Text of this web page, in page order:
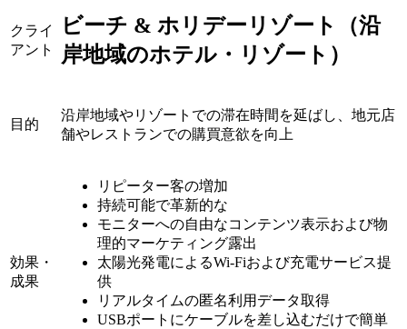
クライ
アント
ビーチ & ホリデーリゾート（沿
岸地域のホテル・リゾート）
目的
沿岸地域やリゾートでの滞在時間を延ばし、地元店
舗やレストランでの購買意欲を向上
効果・
成果
リピーター客の増加
持続可能で革新的な
モニターへの自由なコンテンツ表示および物
理的マーケティング露出
太陽光発電によるWi-Fiおよび充電サービス提
供
リアルタイムの匿名利用データ取得
USBポートにケーブルを差し込むだけで簡単